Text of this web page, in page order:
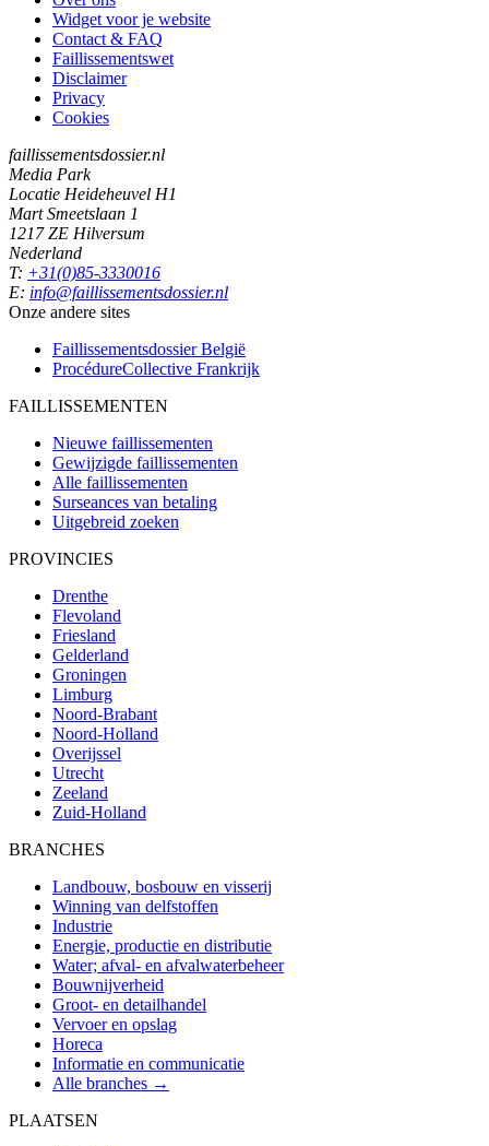
Widget voor je website
Contact & FAQ
Faillissementswet
Disclaimer
Privacy
Cookies
faillissementsdossier.nl
Media Park
Locatie Heideheuvel H1
Mart Smeetslaan 1
1217 ZE Hilversum
Nederland
T: +31(0)85-3330016
E: info@faillissementsdossier.nl
Onze andere sites
Faillissementsdossier België
ProcédureCollective Frankrijk
FAILLISSEMENTEN
Nieuwe faillissementen
Gewijzigde faillissementen
Alle faillissementen
Surseances van betaling
Uitgebreid zoeken
PROVINCIES
Drenthe
Flevoland
Friesland
Gelderland
Groningen
Limburg
Noord-Brabant
Noord-Holland
Overijssel
Utrecht
Zeeland
Zuid-Holland
BRANCHES
Landbouw, bosbouw en visserij
Winning van delfstoffen
Industrie
Energie, productie en distributie
Water; afval- en afvalwaterbeheer
Bouwnijverheid
Groot- en detailhandel
Vervoer en opslag
Horeca
Informatie en communicatie
Alle branches →
PLAATSEN